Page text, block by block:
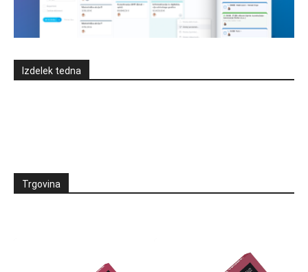
Izdelek tedna
Trgovina